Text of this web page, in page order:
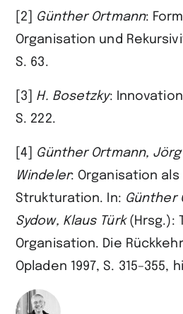
[2] Günther Ortmann:
Organisation und
S. 63.
[3] H. Bosetzky: Innovation
S. 222.
[4] Günther Ortmann, Jörg
Windeler: Organisation
Strukturation. In: Günther
Sydow, Klaus Türk(Hrsg.):
Organisation. Die
Opladen 1997, S. 315–355,